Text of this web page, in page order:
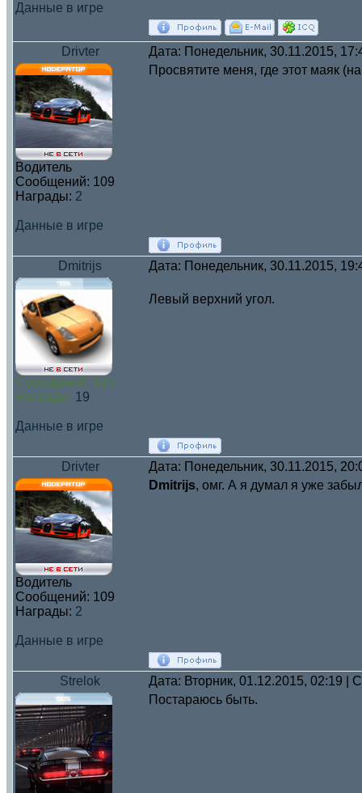
Данные в игре
Drivter Дата: Понедельник, 30.11.2015,
Водитель
Сообщений: 109
Награды: 2
Данные в игре
Просвятите меня, где этот маяк
Dmitrijs Дата: Понедельник, 30.11.2015,
Сообщений: 915
Награды: 19
Данные в игре
Левый верхний угол.
Drivter Дата: Понедельник, 30.11.2015,
Водитель
Сообщений: 109
Награды: 2
Данные в игре
Dmitrijs, омг. А я думал я уже
Strelok Дата: Вторник, 01.12.2015, 02:19 |
Постараюсь быть.